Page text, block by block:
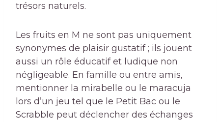
trésors naturels.
Les fruits en M ne sont pas uniquement
synonymes de plaisir gustatif ; ils jouent
aussi un rôle éducatif et ludique non
négligeable. En famille ou entre amis,
mentionner la mirabelle ou le maracuja
lors d’un jeu tel que le Petit Bac ou le
Scrabble peut déclencher des échanges